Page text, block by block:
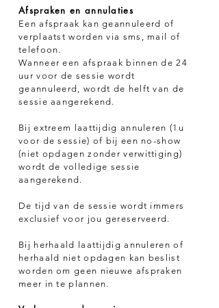
Afspraken en annulaties
Een afspraak kan geannuleerd of
verplaatst worden via sms, mail of
telefoon.
Wanneer een afspraak binnen de 24
uur voor de sessie wordt
geannuleerd, wordt de helft van de
sessie aangerekend.
Bij extreem laattijdig annuleren (1u
voor de sessie) of bij een no-show
(niet opdagen zonder verwittiging)
wordt de volledige sessie
aangerekend.
De tijd van de sessie wordt immers
exclusief voor jou gereserveerd.
Bij herhaald laattijdig annuleren of
herhaald niet opdagen kan beslist
worden om geen nieuwe afspraken
meer in te plannen.